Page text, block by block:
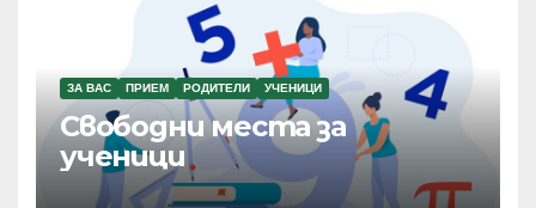
ЗА ВАС ПРИЕМ РОДИТЕЛИ УЧЕНИЦИ
Свободни места за
ученици